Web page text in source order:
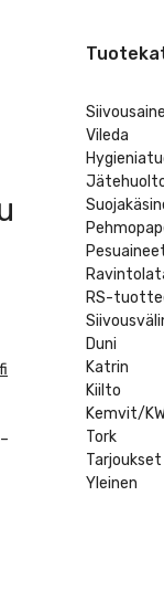
Vileda
RS-
Duni
Katrin
Kiilto
Kemvit/
Tork
Tarjoukset
Yleinen